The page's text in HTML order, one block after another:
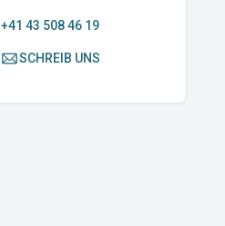
+41 43 508 46 19
SCHREIB UNS